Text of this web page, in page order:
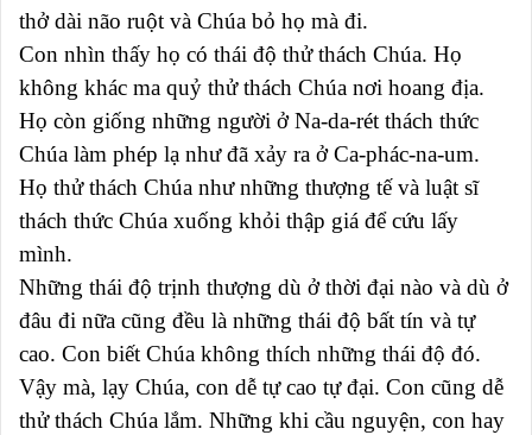
thở dài não ruột và Chúa bỏ họ mà đi.
Con nhìn thấy họ có thái độ thử thách Chúa. Họ
không khác ma quỷ thử thách Chúa nơi hoang địa.
Họ còn giống những người ở Na-da-rét thách thức
Chúa làm phép lạ như đã xảy ra ở Ca-phác-na-um.
Họ thử thách Chúa như những thượng tế và luật sĩ
thách thức Chúa xuống khỏi thập giá để cứu lấy
mình.
Những thái độ trịnh thượng dù ở thời đại nào và dù ở
đâu đi nữa cũng đều là những thái độ bất tín và tự
cao. Con biết Chúa không thích những thái độ đó.
Vậy mà, lạy Chúa, con dễ tự cao tự đại. Con cũng dễ
thử thách Chúa lắm. Những khi cầu nguyện, con hay